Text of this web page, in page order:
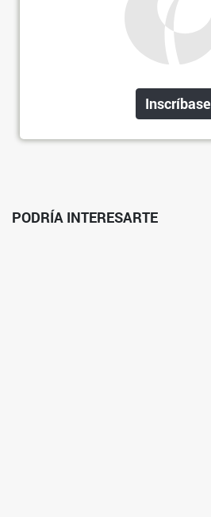
Inscríbase
PODRÍA INTERESARTE